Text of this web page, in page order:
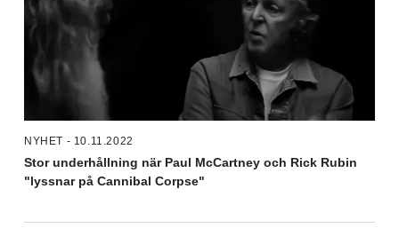
NYHET - 10.11.2022
Stor underhållning när Paul McCartney och Rick Rubin
"lyssnar på Cannibal Corpse"